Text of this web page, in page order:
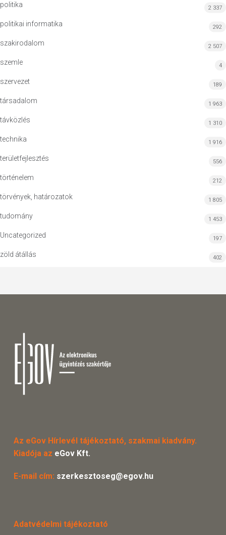
politika 2 337
politikai informatika 292
szakirodalom 2 507
szemle 4
szervezet 189
társadalom 1 963
távközlés 1 310
technika 1 916
területfejlesztés 556
történelem 212
törvények, határozatok 1 805
tudomány 1 453
Uncategorized 197
zöld átállás 402
Az eGov Hírlevél tájékoztató, szakmai kiadvány.
Kiadója az eGov Kft.
E-mail cím: szerkesztoseg@egov.hu
Adatvédelmi tájékoztató